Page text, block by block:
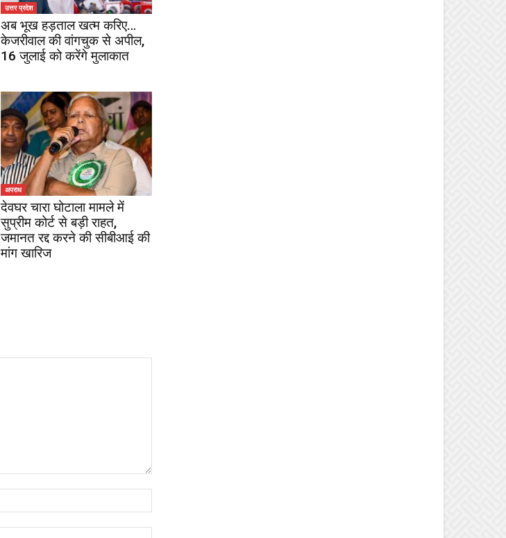
उत्तर प्रदेश
अब भूख हड़ताल खत्म करिए…
केजरीवाल की वांगचुक से अपील,
16 जुलाई को करेंगे मुलाकात
अपराध
देवघर चारा घोटाला मामले में
सुप्रीम कोर्ट से बड़ी राहत,
जमानत रद्द करने की सीबीआई की
मांग खारिज